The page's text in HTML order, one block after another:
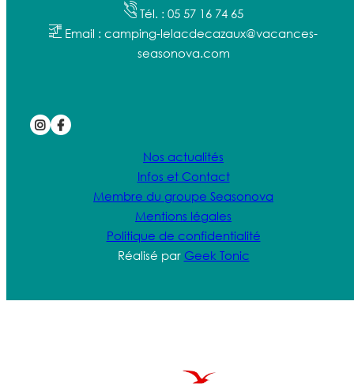
Tél. : 05 57 16 74 65
Email : camping-lelacdecazaux@vacances-
seasonova.com
Nos actualités
Infos et Contact
Membre du groupe Seasonova
Mentions légales
Politique de confidentialité
Réalisé par Geek Tonic